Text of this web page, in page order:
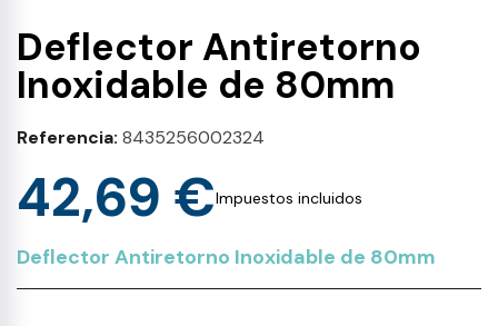
Deflector Antiretorno
Inoxidable de 80mm
Referencia 8435256002324
42,69 €Impuestos incluidos
Deflector Antiretorno Inoxidable de 80mm